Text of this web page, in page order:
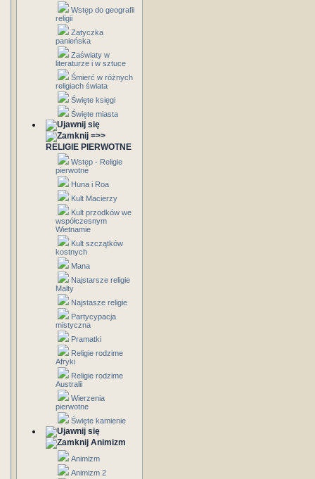
Wstęp do geografii
religii
Zatyczka
panieńska
Zaświaty w
literaturze i w sztuce
Śmierć w różnych
religiach świata
Święte księgi
Święte miasta
=>>
RELIGIE PIERWOTNE
Wstęp - Religie
pierwotne
Huna i Roa
Kult Macierzy
Kult przodków we
współczesnym
Wietnamie
Kult szczątków
kostnych
Mana
Najstarsze religie
Malty
Najstasze religie
Partycypacja
mistyczna
Pramatki
Religie rodzime
Afryki
Religie rodzime
Australii
Wierzenia
pierwotne
Święte kamienie
Animizm
Animizm
Animizm 2